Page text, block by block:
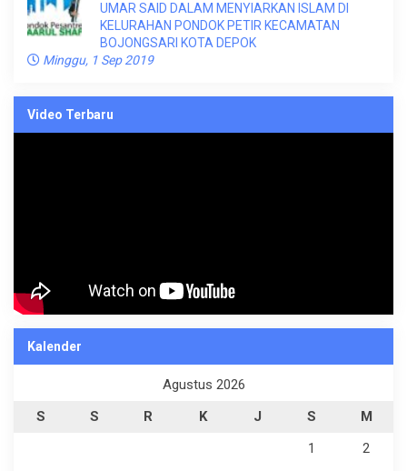
UMAR SAID DALAM MENYIARKAN ISLAM DI
KELURAHAN PONDOK PETIR KECAMATAN
BOJONGSARI KOTA DEPOK
Minggu, 1 Sep 2019
Video Terbaru
Kalender
Agustus 2026
S
S R K J S
M
1
2